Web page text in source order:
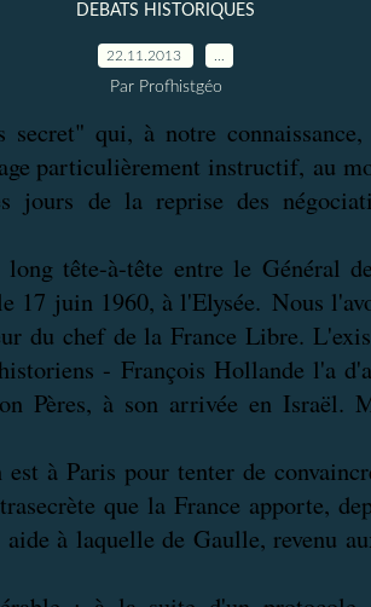
DEBATS HISTORIQUES
22.11.2013
Par Profhistgéo
secret" qui, à notre
particulièrement instructif, au
jours de la reprise des
tête-à-tête entre le Général
17 juin 1960, à l'Elysée. Nous
du chef de la France Libre.
- François Hollande l'a
Pères, à son arrivée en Israël.
à Paris pour tenter de
que la France apporte,
à laquelle de Gaulle, revenu